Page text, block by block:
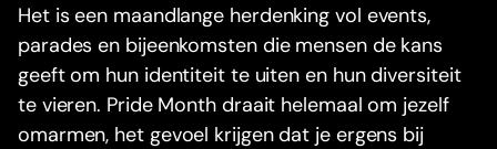
Het is een maandlange herdenking vol events,
parades en bijeenkomsten die mensen de kans
geeft om hun identiteit te uiten en hun diversiteit
te vieren. Pride Month draait helemaal om jezelf
omarmen, het gevoel krijgen dat je ergens bij